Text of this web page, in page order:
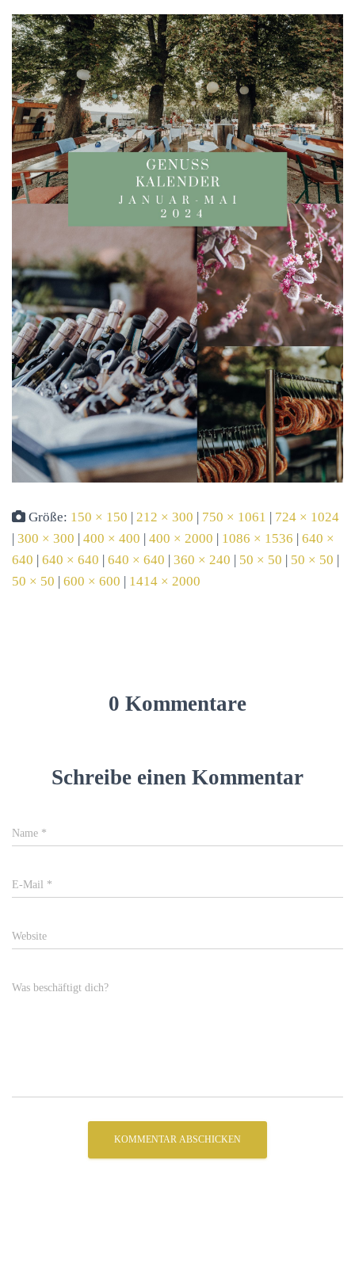
Größe: 150 × 150 212 × 300 750 × 1061
724 × 1024
300 × 300 400 × 400 400 × 2000 1086 × 1536
640 ×
640
640 × 640 640 × 640 360 × 240 50 × 50 50 × 50
50 × 50
600 × 600 1414 × 2000
0 Kommentare
Schreibe einen Kommentar
Name *
E-Mail *
Website
Was beschäftigt dich?